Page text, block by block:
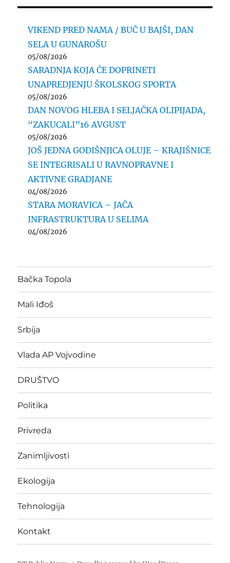
VIKEND PRED NAMA / BUČ U BAJŠI, DAN
SELA U GUNAROŠU
05/08/2026
SARADNJA KOJA ĆE DOPRINETI
UNAPREDJENJU ŠKOLSKOG SPORTA
05/08/2026
DAN NOVOG HLEBA I SELJAČKA OLIPIJADA,
“ZAKUCALI”16 AVGUST
05/08/2026
JOŠ JEDNA GODIŠNJICA OLUJE – KRAJIŠNICE
SE INTEGRISALI U RAVNOPRAVNE I
AKTIVNE GRADJANE
04/08/2026
STARA MORAVICA – JAČA
INFRASTRUKTURA U SELIMA
04/08/2026
Bačka Topola
Mali Iđoš
Srbija
Vlada AP Vojvodine
DRUŠTVO
Politika
Privreda
Zanimljivosti
Ekologija
Tehnologija
Kontakt